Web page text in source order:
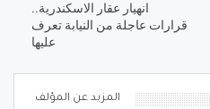
انهيار عقار الاسكندرية..
قرارات عاجلة من النيابة تعرف
عليها
المزيد عن المؤلف